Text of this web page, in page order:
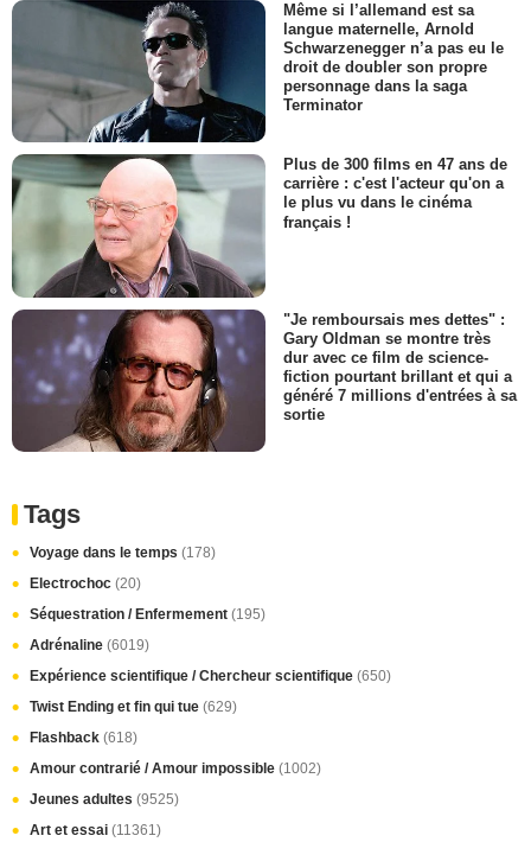
Même si l’allemand est sa
langue maternelle, Arnold
Schwarzenegger n’a pas eu le
droit de doubler son propre
personnage dans la saga
Terminator
Plus de 300 films en 47 ans de
carrière : c'est l'acteur qu'on a
le plus vu dans le cinéma
français !
"Je remboursais mes dettes" :
Gary Oldman se montre très
dur avec ce film de science-
fiction pourtant brillant et qui a
généré 7 millions d'entrées à sa
sortie
Tags
Voyage dans le temps (178)
Electrochoc (20)
Séquestration / Enfermement (195)
Adrénaline (6019)
Expérience scientifique / Chercheur scientifique (650)
Twist Ending et fin qui tue (629)
Flashback (618)
Amour contrarié / Amour impossible (1002)
Jeunes adultes (9525)
Art et essai (11361)